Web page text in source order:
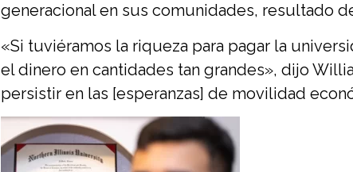
generacional en sus comunidades, resultado
«Si tuviéramos la riqueza para pagar la
el dinero en cantidades tan grandes», dijo
persistir en las [esperanzas] de movilidad